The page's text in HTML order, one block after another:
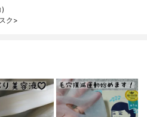
ク>